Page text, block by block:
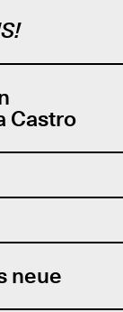
Castro
neue